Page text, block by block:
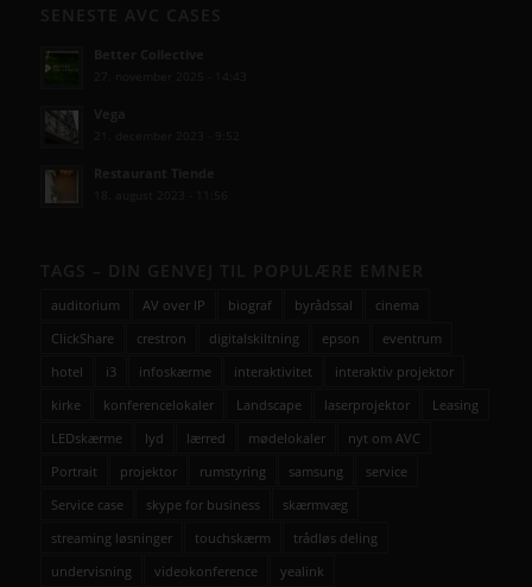
auditorium AV over IP biograf byrådssal
cinema
ClickShare
crestron digitalskiltning epson
eventrum
hotel
i3 infoskærme interaktivitet
interaktiv projektor
kirke
konferencelokaler Landscape laserprojektor
Leasing
LEDskærme
lyd lærred mødelokaler
nyt om AVC
Portrait
projektor rumstyring samsung
service
Service case
skype for business
skærmvæg
streaming løsninger
touchskærm
trådløs deling
undervisning
videokonference yealink